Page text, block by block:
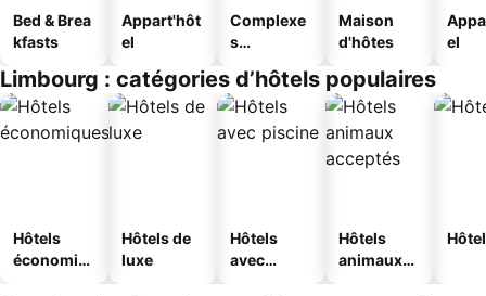
Bed & Brea
kfasts
Appart'hôt
el
Complexe
s
s
Maison
d'hôtes
el
Limbourg : catégories d’hôtels populaires
Hôtels
économiq
Hôtels de
luxe
Hôtels
avec
Hôtels
animaux